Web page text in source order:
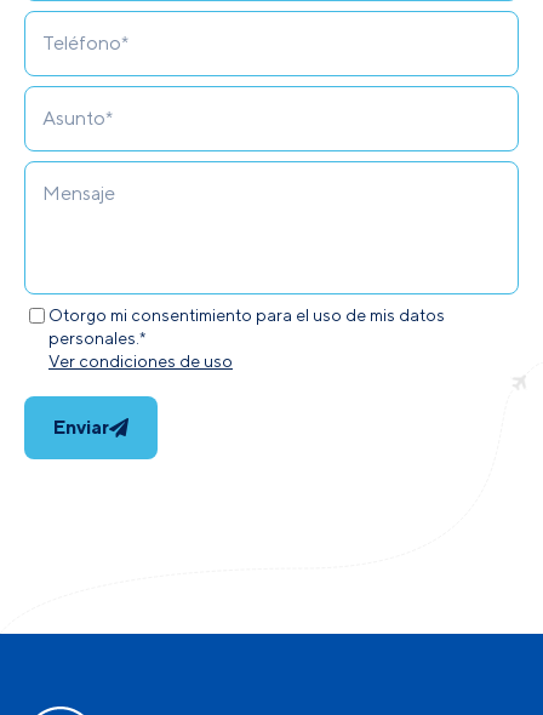
Otorgo mi consentimiento para el uso de mis datos
personales.*
Ver condiciones de uso
Enviar